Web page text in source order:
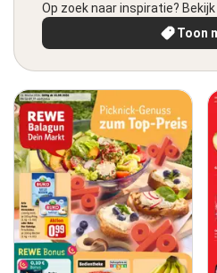
Op zoek naar inspiratie?
Toon